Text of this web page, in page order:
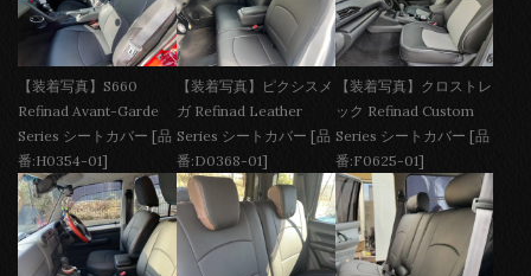
【装着写真】S660
Refinad Avant-Garde
Series シートカバー [品
番:H0354-01]
【装着写真】ピクシスメ
ガ Refinad Leather
Series シートカバー [品
番:D0368-01]
【装着写真】クロストレ
ック Refinad Custom
Series シートカバー [品
番:F0625-01]